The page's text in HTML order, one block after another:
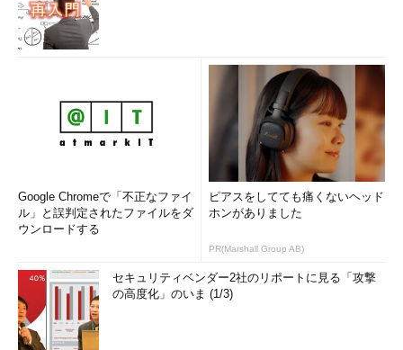
Google Chromeで「不正なファイ
ル」と誤判定されたファイルをダ
ウンロードする
ピアスをしてても痛くないヘッド
ホンがありました
PR(Marshall Group AB)
セキュリティベンダー2社のリポートに見る「攻撃
の高度化」のいま (1/3)